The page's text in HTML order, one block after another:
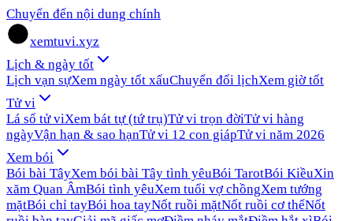
Chuyển đến nội dung chính
xemtuvi.xyz
Lịch & ngày tốt
Lịch vạn sựXem ngày tốt xấuChuyển đổi lịchXem giờ tốt
Tử vi
Lá số tử viXem bát tự (tứ trụ)Tử vi trọn đờiTử vi hàng
ngàyVận hạn & sao hạnTử vi 12 con giápTử vi năm 2026
Xem bói
Bói bài TâyXem bói bài Tây tình yêuBói TarotBói KiềuXin
xăm Quan ÂmBói tình yêuXem tuổi vợ chồngXem tướng
mặtBói chỉ tayBói hoa tayNốt ruồi mặtNốt ruồi cơ thểNốt